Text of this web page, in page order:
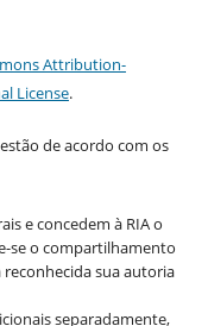
Attribution-
License.
de acordo com os
e concedem à RIA o
se o compartilhamento
sua autoria
separadamente,